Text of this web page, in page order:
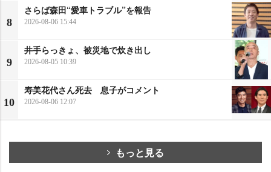
8
さらば森田“愛車トラブル”を報告
2026-08-06 15:44
9
井手らっきょ、被災地で炊き出し
2026-08-05 10:39
10
寿美花代さん死去 息子がコメント
2026-08-06 12:07
もっと見る